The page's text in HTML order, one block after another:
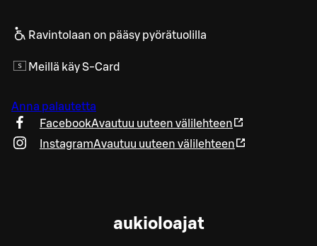
Ravintolaan on pääsy pyörätuolilla
Meillä käy S-Card
Anna palautetta
FacebookAvautuu uuteen välilehteen
InstagramAvautuu uuteen välilehteen
aukioloajat